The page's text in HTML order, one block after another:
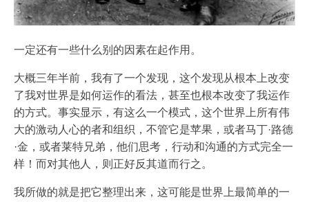
一定还有一些什么别的因素在起作用。
大概三年半前，我有了一个发现，这个发现从根本上改变
了我对世界是如何运作的看法，甚至也根本改变了我运作
的方式。事实显示，有这么一个模式，这个世界上所有伟
大的激动人心的者和组织，不管它是苹果，或者马丁·路德
·金，或者莱特兄弟，他们思考，行动和沟通的方式完全一
样！而对其他人，则正好反其道而行之。
我所做的就是把它整理出来，这可能是世界上最简单的一